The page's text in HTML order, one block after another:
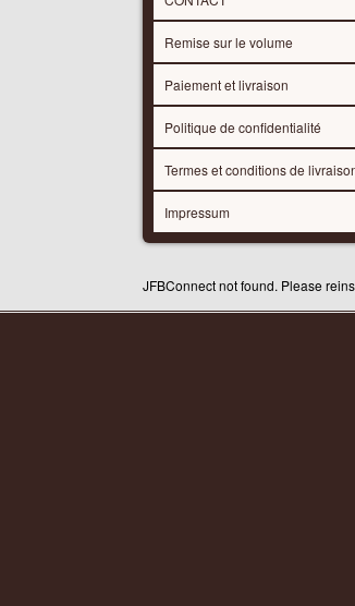
Remise sur le volume
Paiement et livraison
Politique de confidentialité
Termes et conditions de
Impressum
JFBConnect not found. Please